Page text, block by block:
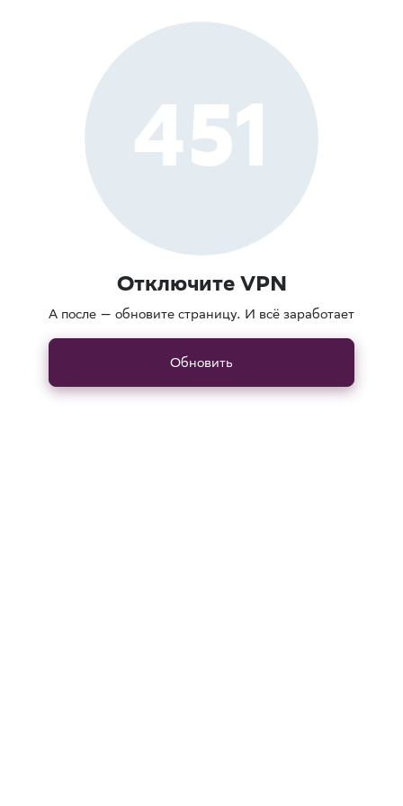
451
Отключите VPN
А после — обновите страницу. И всё заработает
Обновить